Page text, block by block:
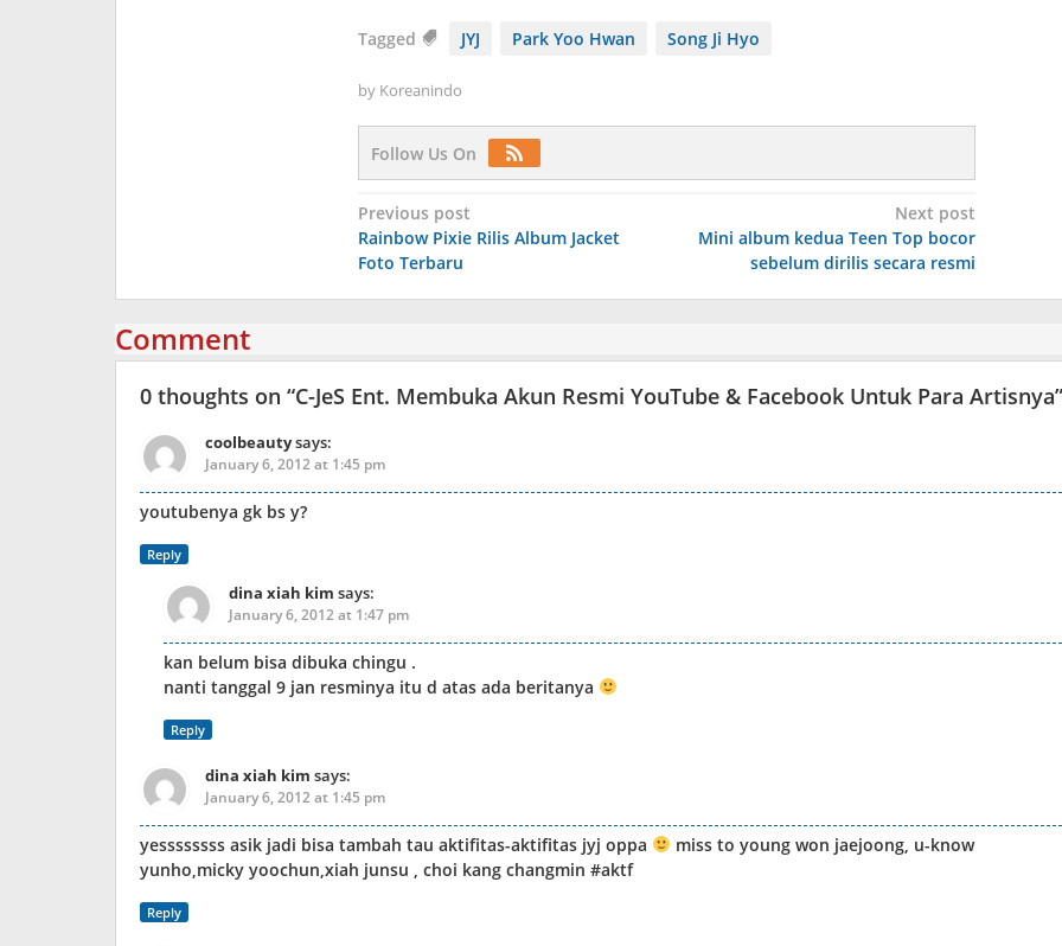
Tagged JYJ Park Yoo Hwan Song Ji Hyo
by Koreanindo
Follow Us On
Post
navigation
Previous post
Rainbow Pixie Rilis Album Jacket
Foto Terbaru
Next post
Mini album kedua Teen Top bocor
sebelum dirilis secara resmi
Comment
0 thoughts on “C-JeS Ent. Membuka Akun Resmi YouTube & Facebook Untuk Para Artisnya”
coolbeautysays:
January 6, 2012 at 1:45 pm
youtubenya gk bs y?
Reply
dina xiah kim says:
January 6, 2012 at 1:47 pm
kan belum bisa dibuka chingu .
nanti tanggal 9 jan resminya itu d atas ada beritanya
Reply
dina xiah kim says:
January 6, 2012 at 1:45 pm
yessssssss asik jadi bisa tambah tau aktifitas-aktifitas jyj oppa
miss to young won jaejoong, u-know
yunho,micky yoochun,xiah junsu , choi kang changmin #aktf
Reply